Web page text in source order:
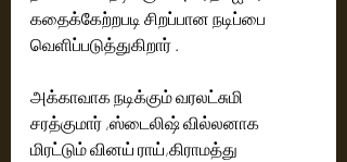
கதைக்கேற்றபடி சிறப்பான நடிப்பை
வெளிப்படுத்துகிறார் .
அக்காவாக நடிக்கும் வரலட்சுமி
சரத்குமார் ,ஸ்டைலிஷ் வில்லனாக
மிரட்டும் வினய் ராய்,கிராமத்து